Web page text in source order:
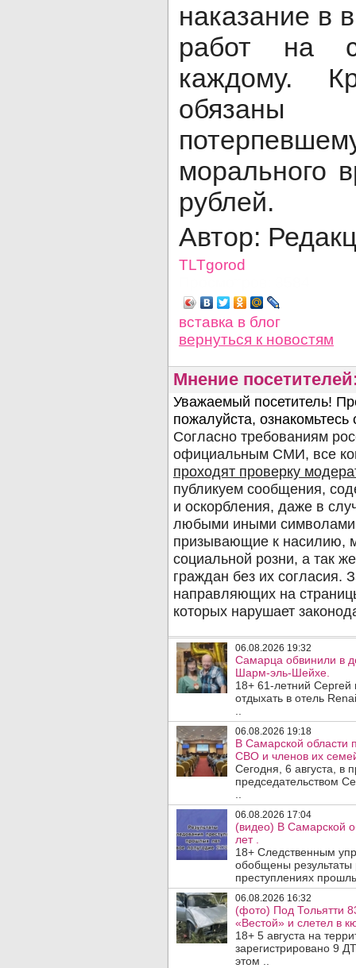
наказание в
работ на
каждому.
обязаны
морального
рублей.
Автор:
TLTgorod
вставка в блог
вернуться к новостям
Мнение
06.08.2026 19:32
Самарца обвинили в
Шарм-эль-Шейхе.
18+ 61-летний
отдыхать в отель
06.08.2026 19:18
В Самарской области
СВО и членов их
Сегодня, 6 августа, в
председательством
06.08.2026 17:04
(видео) В Самарской
лет .
18+ Следственным
обобщены результаты
преступлениях
06.08.2026 16:32
(фото) Под Тольятти
«Вестой» и слетел в
18+ 5 августа на
зарегистрировано 9
этом ..